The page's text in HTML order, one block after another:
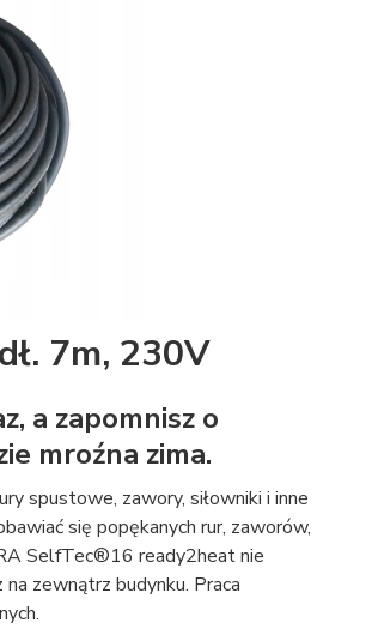
7m, 230V
a zapomnisz o
mroźna zima.
spustowe, zawory, siłowniki i inne
się popękanych rur, zaworów,
SelfTec®16 ready2heat nie
zewnątrz budynku. Praca